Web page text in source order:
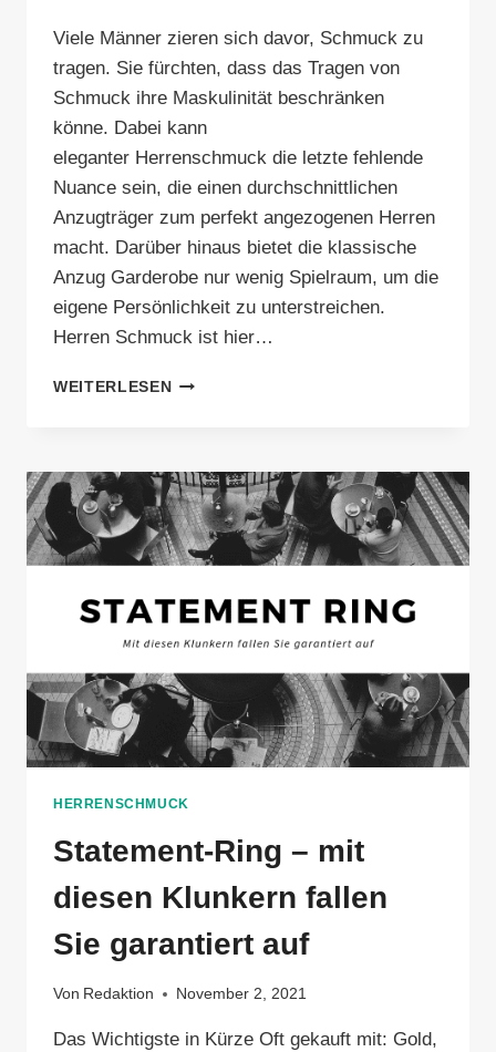
Viele Männer zieren sich davor, Schmuck zu
tragen. Sie fürchten, dass das Tragen von
Schmuck ihre Maskulinität beschränken
könne. Dabei kann
eleganter Herrenschmuck die letzte fehlende
Nuance sein, die einen durchschnittlichen
Anzugträger zum perfekt angezogenen Herren
macht. Darüber hinaus bietet die klassische
Anzug Garderobe nur wenig Spielraum, um die
eigene Persönlichkeit zu unterstreichen.
Herren Schmuck ist hier…
WEITERLESENEMPFEHLENSWERT
FÜR
DEN
ANZUG
HERRENSCHMUCK
Statement-Ring – mit
diesen Klunkern fallen
Sie garantiert auf
Von Redaktion November 2, 2021
Das Wichtigste in Kürze Oft gekauft mit: Gold,